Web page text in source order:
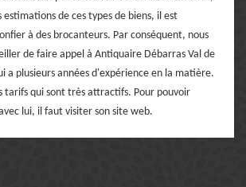
estimations de ces types de biens, il est
à des brocanteurs. Par conséquent, nous
de faire appel à Antiquaire Débarras Val de
a plusieurs années d'expérience en la matière.
tarifs qui sont très attractifs. Pour pouvoir
lui, il faut visiter son site web.